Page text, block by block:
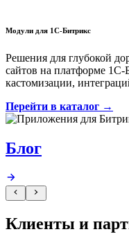
Модули для 1С-Битрикс
Решения для глубокой
сайтов на платформе
кастомизации,
Перейти в каталог →
Блог
Клиенты и